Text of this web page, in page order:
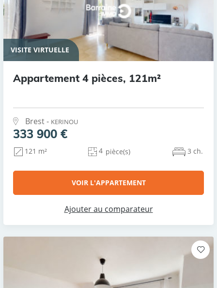
VISITE VIRTUELLE
Appartement 4 pièces, 121m²
Brest - KERINOU
333 900 €
121 m² 4 pièce(s) 3 ch.
VOIR L'APPARTEMENT
Ajouter au comparateur